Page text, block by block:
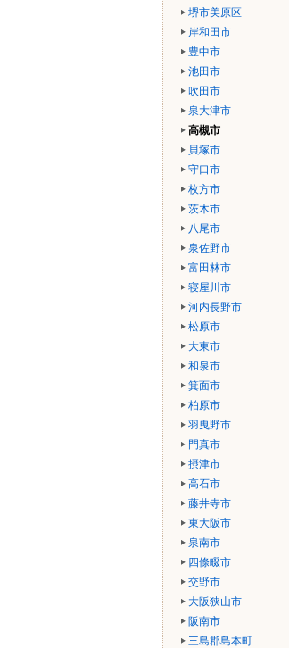
堺市美原区
岸和田市
豊中市
池田市
吹田市
泉大津市
高槻市
貝塚市
守口市
枚方市
茨木市
八尾市
泉佐野市
富田林市
寝屋川市
河内長野市
松原市
大東市
和泉市
箕面市
柏原市
羽曳野市
門真市
摂津市
高石市
藤井寺市
東大阪市
泉南市
四條畷市
交野市
大阪狭山市
阪南市
三島郡島本町